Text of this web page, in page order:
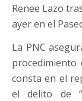
Renee Lazo
ayer en el
La PNC
procedimiento
consta en el
el delito de